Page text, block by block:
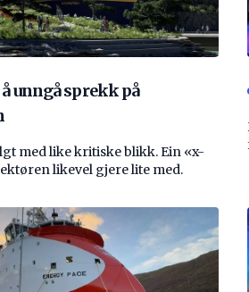
unngå sprekk på
med like kritiske blikk. Ein «x-
likevel gjere lite med.